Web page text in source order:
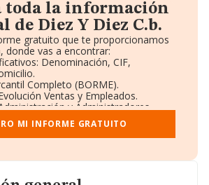
toda la información
de Diez Y Diez C.b.
gratuito que te proporcionamos
donde vas a encontrar:
Denominación, CIF,
Completo (BORME).
Ventas y Empleados.
y Administradores.
y Vinculaciones en otras empresas.
y registral complementaria.
MI INFORME GRATUITO